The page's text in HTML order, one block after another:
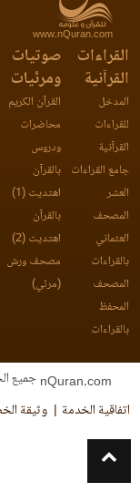
www.nQuran.com
القراءات
القرآنية
المدخل
للقراءات
القرآنية
جامع القراءات
العشر
المصحف
العثماني
بالقراءات
المصحف
المحفظ
بالقراءات
صوتيات
ومرئيات
القرآن الكريم
محاضرات
ودروس
بالقرآن
اهتديت (1)
بالقرآن
اهتديت (2)
مصحف ورش
(مرئي)
جميع
اتفاقية الخدمة
وثيقة